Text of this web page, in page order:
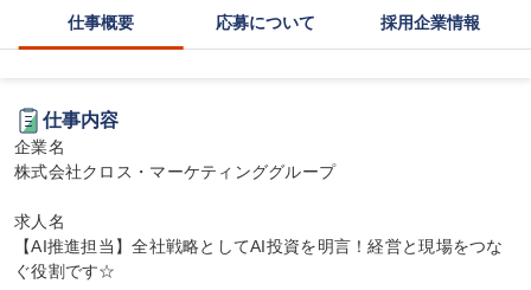
仕事概要 応募について 採用企業情報
仕事内容
企業名
株式会社クロス・マーケティンググループ
求人名
【AI推進担当】全社戦略としてAI投資を明言！経営と現場をつな
ぐ役割です☆